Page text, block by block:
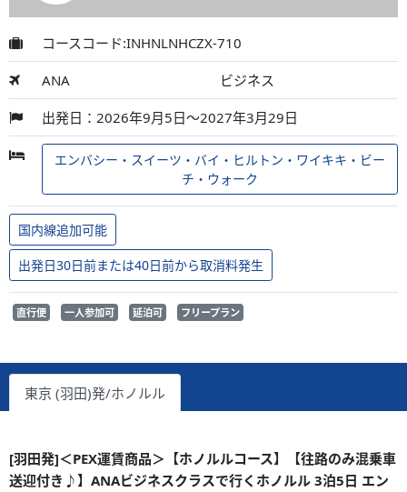
コースコード:INHNLNHCZX-710
ANA ビジネス
出発日：2026年9月5日～2027年3月29日
エンバシー・スイーツ・バイ・ヒルトン・ワイキキ・ビー
チ・ウォーク
国内線追加可能
出発日30日前または40日前から取消料発生
直行便 一人参加可 延泊可 フリープラン
東京 (羽田)発/ホノルル
[羽田発]＜PEX運賃商品＞【ホノルルコース】【往路のみ混乗車
送迎付き♪】ANAビジネスクラスで行くホノルル 3泊5日 エン